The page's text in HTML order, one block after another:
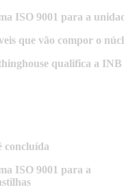
ISO 9001 para a
que vão compor o
qualifica a
concluída
ISO 9001 para a